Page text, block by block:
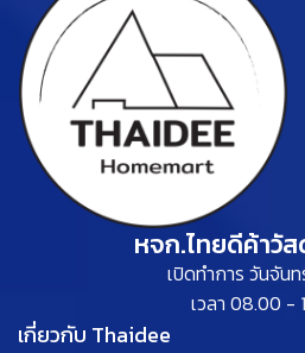
หจก.ไทยดีค้าวั
เปิดทำการ วันจัน
เวลา 08.00 -
เกี่ยวกับ Thaidee